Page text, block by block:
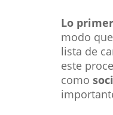
Lo
modo
lista de
este
como